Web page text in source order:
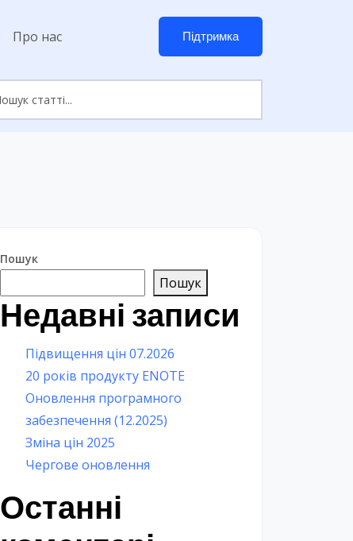
Про нас Підтримка
Пошук
Пошук
Недавні записи
Підвищення цін 07.2026
20 років продукту ENOTE
Оновлення програмного
забезпечення (12.2025)
Зміна цін 2025
Чергове оновлення
Останні